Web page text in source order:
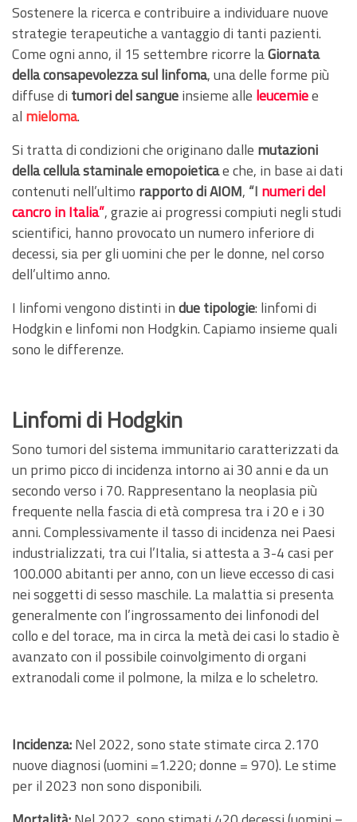
Sostenere la ricerca e contribuire a individuare nuove
strategie terapeutiche a vantaggio di tanti pazienti.
Come ogni anno, il 15 settembre ricorre laGiornata
della consapevolezza sul linfoma, una delle forme più
diffuse di tumori del sangueinsieme alle leucemiee
al mieloma.
Si tratta di condizioni che originano dalle mutazioni
della cellula staminale emopoieticae che, in base ai dati
contenuti nell’ultimo rapporto di AIOM, “I numeri del
cancro in Italia”, grazie ai progressi compiuti negli studi
scientifici, hanno provocato un numero inferiore di
decessi, sia per gli uomini che per le donne, nel corso
dell’ultimo anno.
I linfomi vengono distinti indue tipologie: linfomi di
Hodgkin e linfomi non Hodgkin. Capiamo insieme quali
sono le differenze.
Linfomi di Hodgkin
Sono tumori del sistema immunitario caratterizzati da
un primo picco di incidenza intorno ai 30 anni e da un
secondo verso i 70. Rappresentano la neoplasia più
frequente nella fascia di età compresa tra i 20 e i 30
anni. Complessivamente il tasso di incidenza nei Paesi
industrializzati, tra cui l’Italia, si attesta a 3-4 casi per
100.000 abitanti per anno, con un lieve eccesso di casi
nei soggetti di sesso maschile. La malattia si presenta
generalmente con l’ingrossamento dei linfonodi del
collo e del torace, ma in circa la metà dei casi lo stadio è
avanzato con il possibile coinvolgimento di organi
extranodali come il polmone, la milza e lo scheletro.
Incidenza:Nel 2022, sono state stimate circa 2.170
nuove diagnosi (uomini =1.220; donne = 970). Le stime
per il 2023 non sono disponibili.